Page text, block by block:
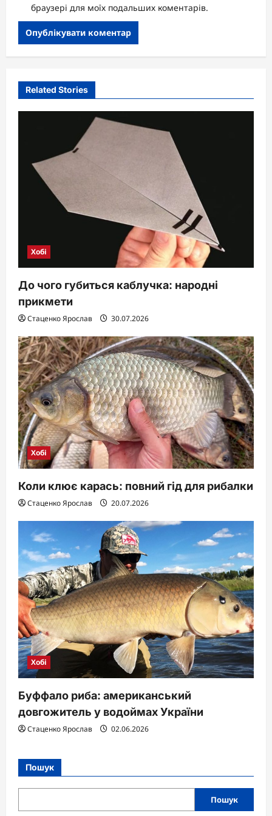
браузері для моїх подальших коментарів.
Related Stories
Хобі
До чого губиться каблучка: народні
прикмети
Стаценко Ярослав 30.07.2026
Хобі
Коли клює карась: повний гід для рибалки
Стаценко Ярослав 20.07.2026
Хобі
Буффало риба: американський
довгожитель у водоймах України
Стаценко Ярослав 02.06.2026
Пошук
Пошук